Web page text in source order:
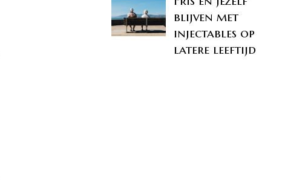
blijven met
injectables op
latere leeftijd